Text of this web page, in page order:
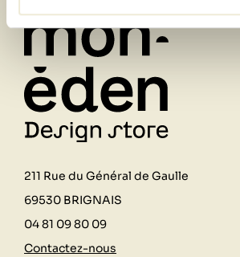
211 Rue du Général de Gaulle
69530 BRIGNAIS
04 81 09 80 09
Contactez-nous